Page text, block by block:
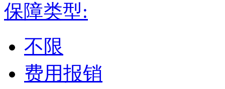
保障类型:
不限
费用报销